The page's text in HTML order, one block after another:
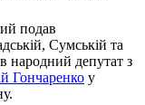
подав
Сумській та
народний депутат з
Гончаренко у